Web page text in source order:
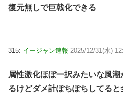
復元無しで巨戟化できる
315: イージャン速報 2025/12/31(水)
属性激化ほぼ一択みたいな風
るけどダメ計ぽちぽちしてる